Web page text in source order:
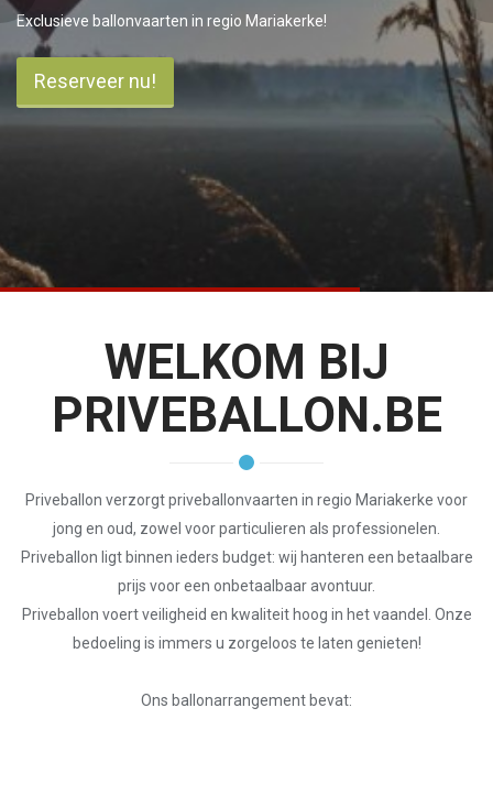
Exclusieve ballonvaarten in regio Mariakerke!
Reserveer nu!
WELKOM BIJ
PRIVEBALLON.BE
Priveballon verzorgt priveballonvaarten in regio Mariakerke voor
jong en oud, zowel voor particulieren als professionelen.
Priveballon ligt binnen ieders budget: wij hanteren een betaalbare
prijs voor een onbetaalbaar avontuur.
Priveballon voert veiligheid en kwaliteit hoog in het vaandel. Onze
bedoeling is immers u zorgeloos te laten genieten!
Ons ballonarrangement bevat: